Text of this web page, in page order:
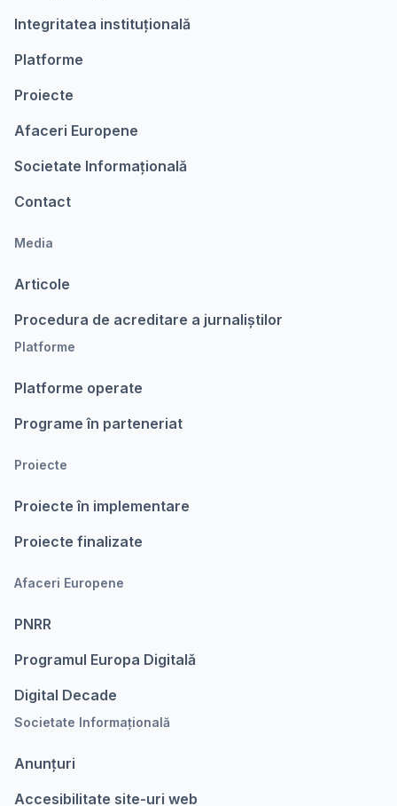
Integritatea instituțională
Platforme
Proiecte
Afaceri Europene
Societate Informațională
Contact
Media
Articole
Procedura de acreditare a jurnaliștilor
Platforme
Platforme operate
Programe în parteneriat
Proiecte
Proiecte în implementare
Proiecte finalizate
Afaceri Europene
PNRR
Programul Europa Digitalǎ
Digital Decade
Societate Informațională
Anunțuri
Accesibilitate site-uri web